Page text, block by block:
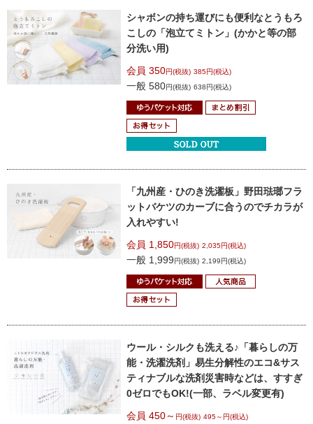
シャボンの持ち運びにも便利なとうもろ
こしの「泡立てミトン」(かかと等の部
分洗い用)
会員 350円(税抜) 385円(税込)
一般 580円(税抜) 638円(税込)
「九州産・ひのき洗濯板」 野田琺瑯フラ
ットバケツのカーブに合うのでチカラが
入れやすい!
会員 1,850円(税抜) 2,035円(税込)
一般 1,999円(税抜) 2,199円(税込)
ウール・シルクも洗える♪ 「暮らしの万
能・洗濯洗剤」易生分解性のエコ&サス
ティナブルな洗剤災害時などは、すすぎ
0ゼロでもOK!(一部、ラベル変更有)
会員 450～ 円(税抜) 495～円(税込)